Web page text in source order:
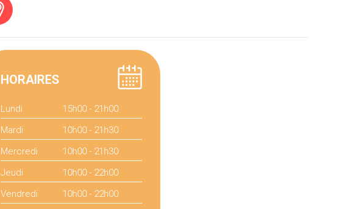
HORAIRES
Lundi
15h00 - 21h00
Mardi
10h00 - 21h30
Mercredi
10h00 - 21h30
Jeudi
10h00 - 22h00
Vendredi
10h00 - 22h00